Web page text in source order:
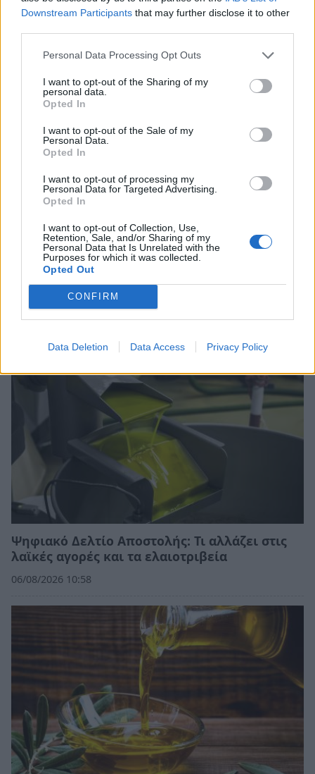
Downstream Participants that may further disclose it to other
Personal Data Processing Opt Outs
I want to opt-out of the Sharing of my
personal data.
Opted In
I want to opt-out of the Sale of my
Personal Data.
Opted In
I want to opt-out of processing my
Personal Data for Targeted Advertising.
Opted In
I want to opt-out of Collection, Use,
Retention, Sale, and/or Sharing of my
Personal Data that Is Unrelated with the
Purposes for which it was collected.
Opted Out
CONFIRM
Data Deletion Data Access Privacy Policy
«And the Oscar goes to...» επιτραπέζιες ελιές
Σχέδια Βελτίωσης: Υπεγράφη η Κοινή
Απόφαση με δημόσια δαπάνη 263,5 εκατ.
08/08/2026 11:09
Ψηφιακό Δελτίο Αποστολής: Τι αλλάζει στις
λαϊκές αγορές και τα ελαιοτριβεία
06/08/2026 10:58